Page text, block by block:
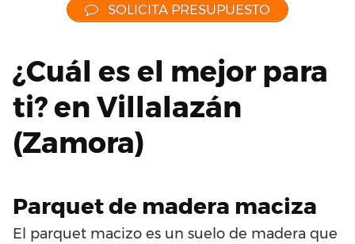
SOLICITA PRESUPUESTO
¿Cuál es el mejor para
ti? en Villalazán
(Zamora)
Parquet de madera maciza
El parquet macizo es un suelo de madera que